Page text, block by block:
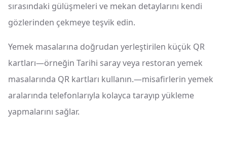
sırasındaki gülüşmeleri ve mekan detaylarını kendi
gözlerinden çekmeye teşvik edin.
Yemek masalarına doğrudan yerleştirilen küçük QR
kartları—örneğin Tarihi saray veya restoran yemek
masalarında QR kartları kullanın.—misafirlerin yemek
aralarında telefonlarıyla kolayca tarayıp yükleme
yapmalarını sağlar.